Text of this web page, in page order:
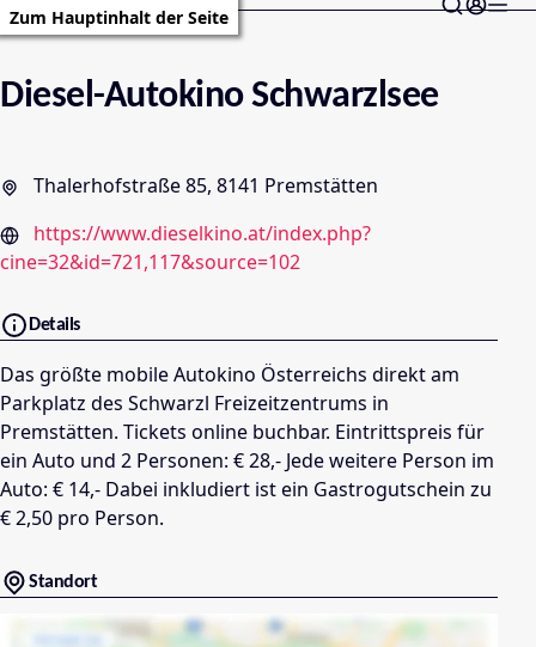
Zum Hauptinhalt der Seite
Diesel-Autokino Schwarzlsee
Thalerhofstraße 85, 8141 Premstätten
https://www.dieselkino.at/index.php?
cine=32&id=721,117&source=102
Details
Das größte mobile Autokino Österreichs direkt am
Parkplatz des Schwarzl Freizeitzentrums in
Premstätten. Tickets online buchbar. Eintrittspreis für
ein Auto und 2 Personen: € 28,- Jede weitere Person im
Auto: € 14,- Dabei inkludiert ist ein Gastrogutschein zu
€ 2,50 pro Person.
Standort